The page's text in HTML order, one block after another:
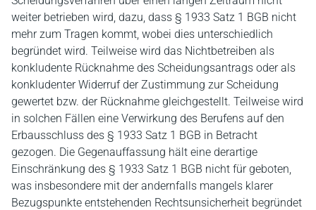
weiter betrieben wird, dazu, dass § 1933 Satz 1 BGB nicht
mehr zum Tragen kommt, wobei dies unterschiedlich
begründet wird. Teilweise wird das Nichtbetreiben als
konkludente Rücknahme des Scheidungsantrags oder als
konkludenter Widerruf der Zustimmung zur Scheidung
gewertet bzw. der Rücknahme gleichgestellt. Teilweise wird
in solchen Fällen eine Verwirkung des Berufens auf den
Erbausschluss des § 1933 Satz 1 BGB in Betracht
gezogen. Die Gegenauffassung hält eine derartige
Einschränkung des § 1933 Satz 1 BGB nicht für geboten,
was insbesondere mit der andernfalls mangels klarer
Bezugspunkte entstehenden Rechtsunsicherheit begründet